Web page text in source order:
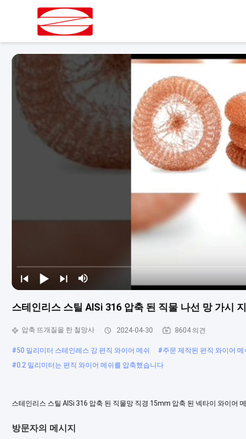
스테인리스 스틸 AISi 316 압축 된 직물 나선 망 가시
압축 뜨개질을 한 철망사 2024-04-30 8604 의견
#50 밀리미터 스테인레스 강 편직 와이어 메쉬 #주문 제작된 편직 와이어 메
#0.2 밀리미터는 편직 와이어 메쉬를 압축했습니다
스테인리스 스틸 AISi 316 압축 된 직물망 직경 15mm 압축 된 넥타이 와이어
302 넥티드 메쉬 롤 크림프드 와이어, ....
방문자의 메시지